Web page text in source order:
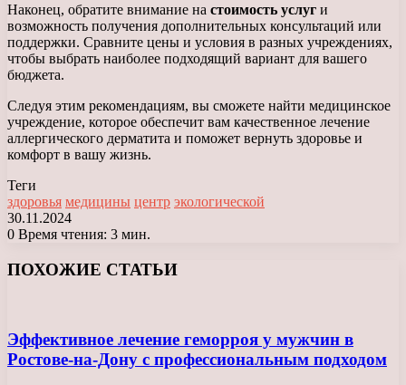
Наконец, обратите внимание на стоимость услуг и
возможность получения дополнительных консультаций или
поддержки. Сравните цены и условия в разных учреждениях,
чтобы выбрать наиболее подходящий вариант для вашего
бюджета.
Следуя этим рекомендациям, вы сможете найти медицинское
учреждение, которое обеспечит вам качественное лечение
аллергического дерматита и поможет вернуть здоровье и
комфорт в вашу жизнь.
Теги
здоровья медицины центр экологической
30.11.2024
0 Время чтения: 3 мин.
ПОХОЖИЕ СТАТЬИ
Эффективное лечение геморроя у мужчин в
Ростове-на-Дону с профессиональным подходом